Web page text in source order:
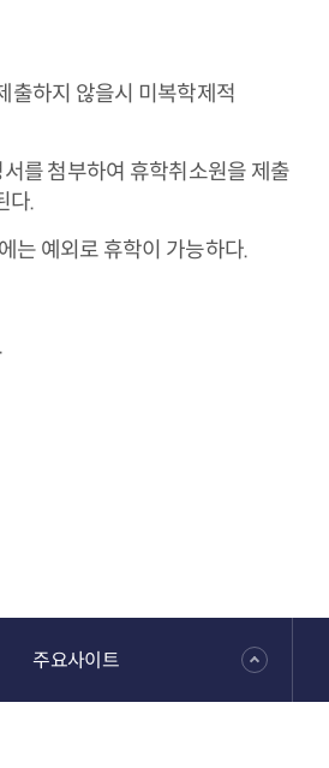
출하지 않을시 미복학제적
를 첨부하여 휴학취소원을 제출
다.
는 예외로 휴학이 가능하다.
주요사이트